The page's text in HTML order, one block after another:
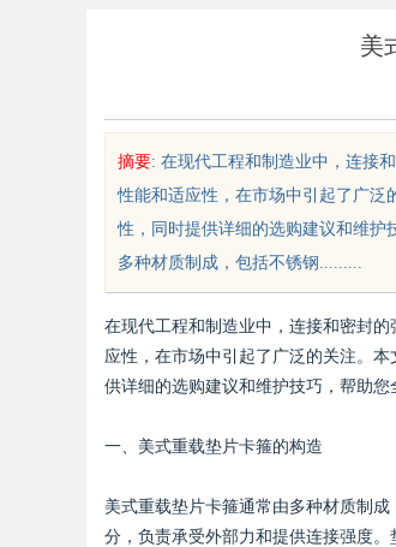
sc
uz
美
摘要: 在现代工程和制造业中，连接
性能和适应性，在市场中引起了广泛
性，同时提供详细的选购建议和维护
多种材质制成，包括不锈钢.........
在现代工程和制造业中，连接和密封的
应性，在市场中引起了广泛的关注。
供详细的选购建议和维护技巧，帮助您
一、美式重载垫片卡箍的构造
美式重载垫片卡箍通常由多种材质制
分，负责承受外部力和提供连接强度
眼镜 上海配眼镜
发